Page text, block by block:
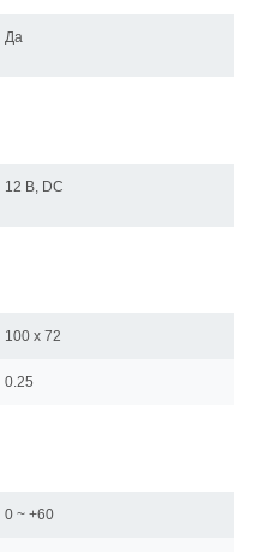
Да
12 В, DC
100 x 72
0.25
0 ~ +60